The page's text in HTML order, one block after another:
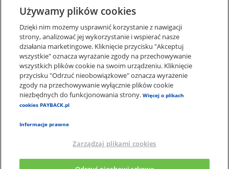
Portfel kart
Ceny paliw
PAYBACK Ekstra
O firmie
Pomoc i kontakt
Pogotowie Punktowe -
punkty za zakupy online
Regulaminy i Ochrona
Danych
Polityka plików Cookies
×
Używamy plików cookies
Dzięki nim możemy usprawnić korzystanie z nawigacji
strony, analizować jej wykorzystanie i wspierać nasze
działania marketingowe. Kliknięcie przycisku "Akceptuj
wszystkie" oznacza wyrażanie zgody na przechowywanie
wszystkich plików cookie na swoim urządzeniu. Kliknięcie
przycisku "Odrzuć nieobowiązkowe" oznacza wyrażenie
zgody na przechowywanie wyłącznie plików cookie
niezbędnych do funkcjonowania strony.Więcej o plikach
cookies PAYBACK.pl
Informacje prawne
Zarządzaj plikami cookies